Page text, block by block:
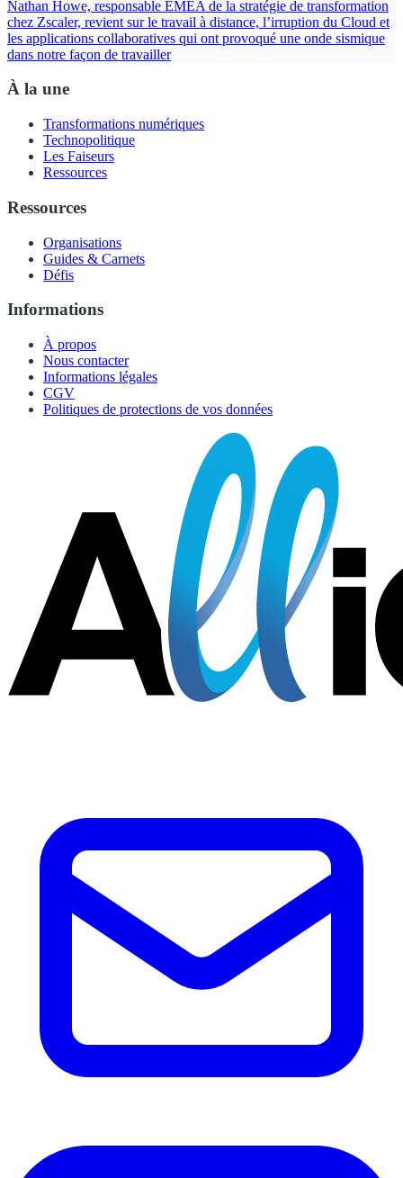
Nathan Howe, responsable EMEA de la stratégie de transformation
chez Zscaler, revient sur le travail à distance, l’irruption du Cloud et
les applications collaboratives qui ont provoqué une onde sismique
dans notre façon de travailler
À la une
Transformations numériques
Technopolitique
Les Faiseurs
Ressources
Ressources
Organisations
Guides & Carnets
Défis
Informations
À propos
Nous contacter
Informations légales
CGV
Politiques de protections de vos données